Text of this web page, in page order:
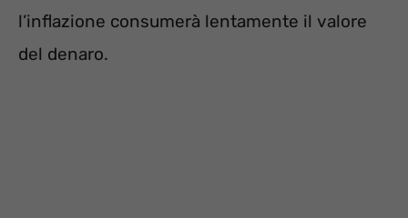
l’inflazione consumerà lentamente il valore
del denaro.